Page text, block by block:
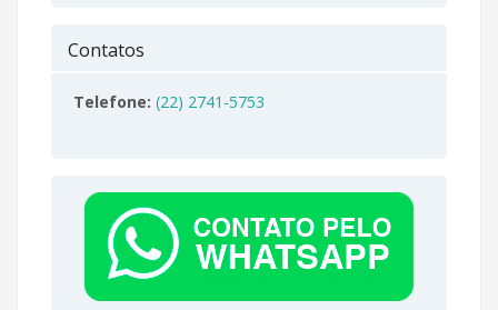
Contatos
Telefone: (22) 2741-5753